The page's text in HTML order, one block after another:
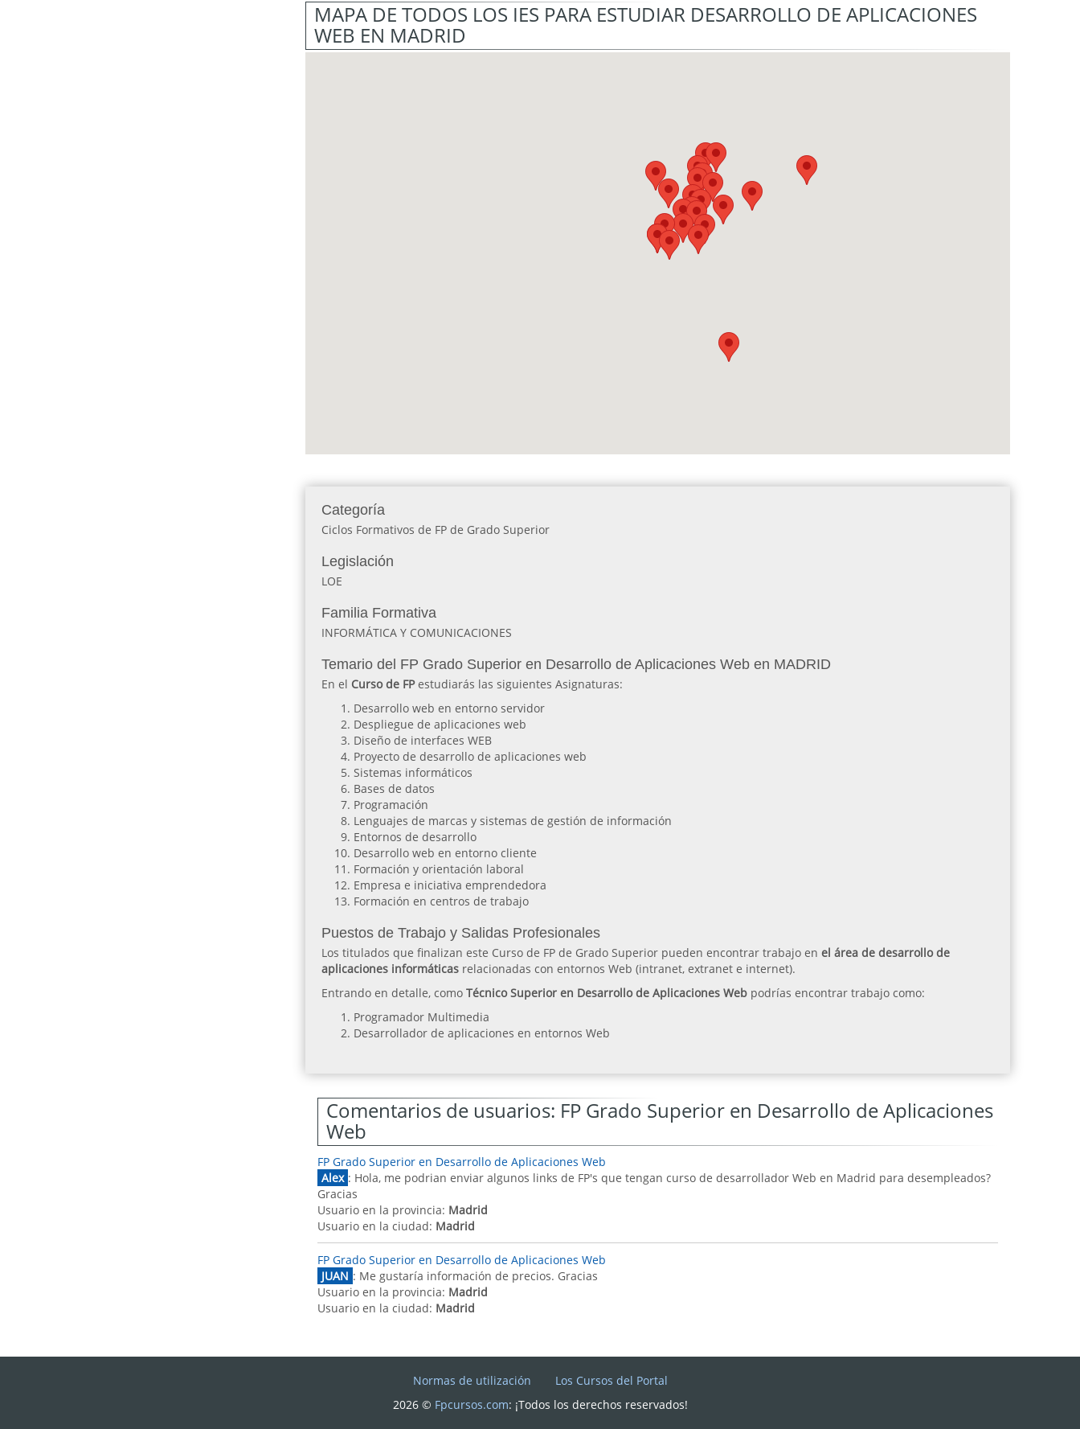
MAPA DE TODOS LOS IES PARA ESTUDIAR DESARROLLO DE APLICACIONES
WEB EN MADRID
Categoría
Ciclos Formativos de FP de Grado Superior
Legislación
LOE
Familia Formativa
INFORMÁTICA Y COMUNICACIONES
Temario del FP Grado Superior en Desarrollo de Aplicaciones Web en MADRID
En el Curso de FPestudiarás las siguientes Asignaturas:
Desarrollo web en entorno servidor
Despliegue de aplicaciones web
Diseño de interfaces WEB
Proyecto de desarrollo de aplicaciones web
Sistemas informáticos
Bases de datos
Programación
Lenguajes de marcas y sistemas de gestión de información
Entornos de desarrollo
Desarrollo web en entorno cliente
Formación y orientación laboral
Empresa e iniciativa emprendedora
Formación en centros de trabajo
Puestos de Trabajo y Salidas Profesionales
Los titulados que finalizan este Curso de FP de Grado Superior pueden encontrar trabajo en el área de desarrollo de
aplicaciones informáticasrelacionadas con entornos Web (intranet, extranet e internet).
Entrando en detalle, como Técnico Superior en Desarrollo de Aplicaciones Webpodrías encontrar trabajo como:
Programador Multimedia
Desarrollador de aplicaciones en entornos Web
Comentarios de usuarios: FP Grado Superior en Desarrollo de Aplicaciones
Web
FP Grado Superior en Desarrollo de Aplicaciones Web
Alex : Hola, me podrian enviar algunos links de FP's que tengan curso de desarrollador Web en Madrid para desempleados?
Gracias
Usuario en la provincia: Madrid
Usuario en la ciudad: Madrid
FP Grado Superior en Desarrollo de Aplicaciones Web
JUAN : Me gustaría información de precios. Gracias
Usuario en la provincia: Madrid
Usuario en la ciudad: Madrid
Normas de utilización
Los Cursos del Portal
2026 © Fpcursos.com: ¡Todos los derechos reservados!